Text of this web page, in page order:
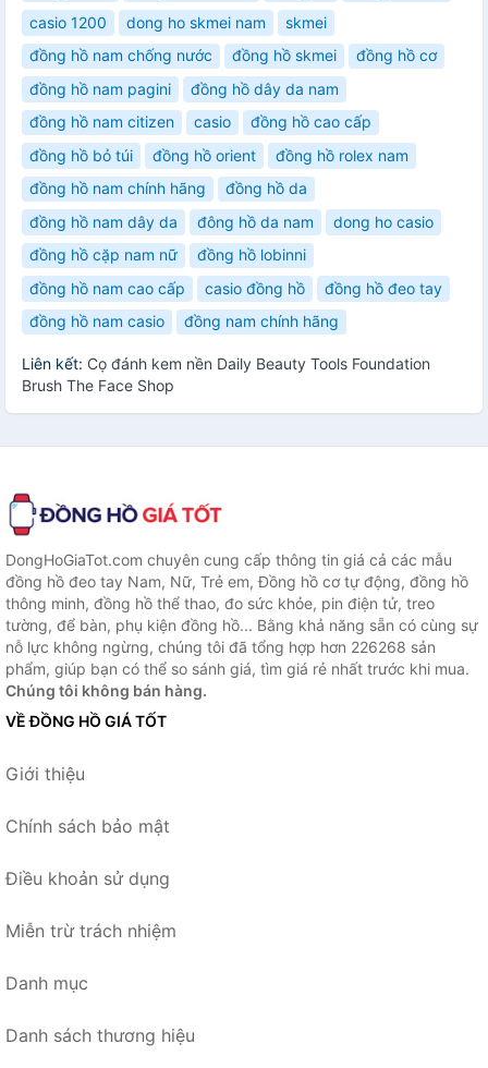
casio 1200
dong ho skmei nam
skmei
đồng hồ nam chống nước
đồng hồ skmei
đồng hồ cơ
đồng hồ nam pagini
đồng hồ dây da nam
đồng hồ nam citizen
casio
đồng hồ cao cấp
đồng hồ bỏ túi
đồng hồ orient
đồng hồ rolex nam
đồng hồ nam chính hãng
đồng hồ da
đồng hồ nam dây da
đông hồ da nam
dong ho casio
đồng hồ cặp nam nữ
đồng hồ lobinni
đồng hồ nam cao cấp
casio đồng hồ
đồng hồ đeo tay
đồng hồ nam casio
đồng nam chính hãng
Liên kết: Cọ đánh kem nền Daily Beauty Tools Foundation
Brush The Face Shop
DongHoGiaTot.com chuyên cung cấp thông tin giá cả các mẫu
đồng hồ đeo tay Nam, Nữ, Trẻ em, Đồng hồ cơ tự động, đồng hồ
thông minh, đồng hồ thể thao, đo sức khỏe, pin điện tử, treo
tường, để bàn, phụ kiện đồng hồ... Bằng khả năng sẵn có cùng sự
nỗ lực không ngừng, chúng tôi đã tổng hợp hơn 226268 sản
phẩm, giúp bạn có thể so sánh giá, tìm giá rẻ nhất trước khi mua.
Chúng tôi không bán hàng.
VỀ ĐỒNG HỒ GIÁ TỐT
Giới thiệu
Chính sách bảo mật
Điều khoản sử dụng
Miễn trừ trách nhiệm
Danh mục
Danh sách thương hiệu